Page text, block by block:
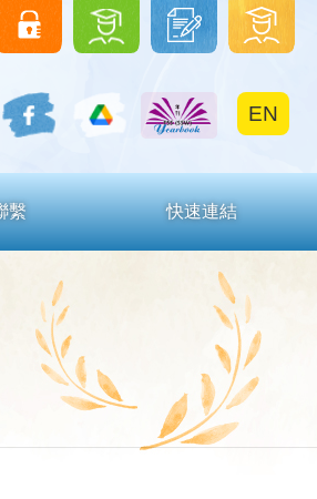
學
生
區
下
載
圖
書
eClass
EN
繫 快速連結